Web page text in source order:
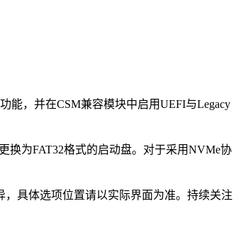
能，并在CSM兼容模块中启用UEFI与Legacy
换为FAT32格式的启动盘。对于采用NVMe协
具体选项位置请以实际界面为准。持续关注